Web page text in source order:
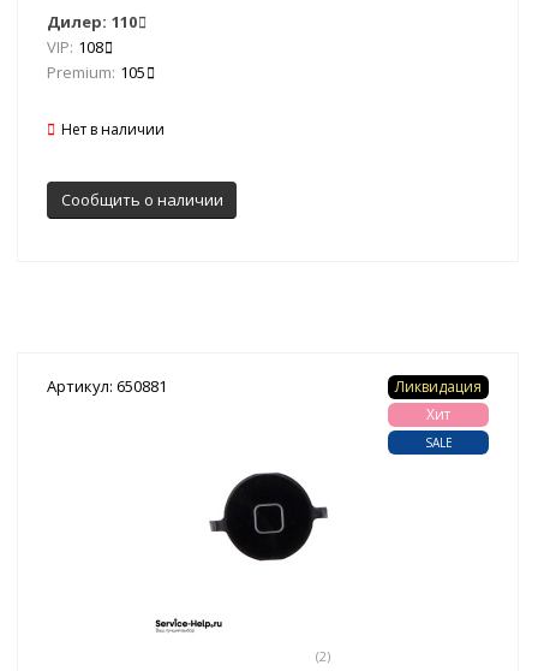
Дилер: 110
VIP: 108
Premium: 105
Нет в наличии
Сообщить о наличии
Артикул: 650881
(2)
Ликвидация
Хит
SALE